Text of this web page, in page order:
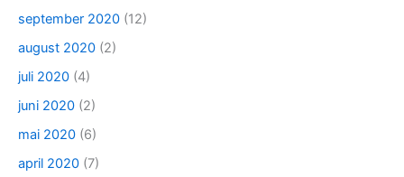
september 2020 (12)
august 2020 (2)
juli 2020 (4)
juni 2020 (2)
mai 2020 (6)
april 2020 (7)